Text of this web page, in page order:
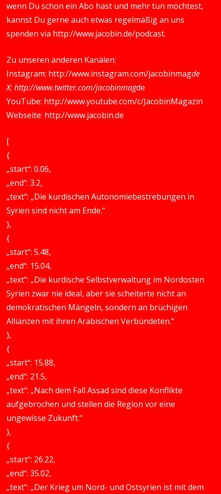
wenn Du schon ein Abo hast und mehr tun möchtest,
kannst Du gerne auch etwas regelmäßig an uns
spenden via http://www.jacobin.de/podcast.
Zu unseren anderen Kanälen:
Instagram: http://www.instagram.com/jacobinmagde
X:http://www.twitter.com/jacobinmagde
YouTube: http://www.youtube.com/c/JacobinMagazin
Webseite: http://www.jacobin.de
[
{
„start“: 0.06,
„end“: 3.2,
„text“: „Die kurdischen Autonomiebestrebungen in
Syrien sind nicht am Ende.“
},
{
„start“: 5.48,
„end“: 15.04,
„text“: „Die kurdische Selbstverwaltung im Nordosten
Syrien zwar nie ideal, aber sie scheiterte nicht an
demokratischen Mängeln, sondern an brüchigen
Allianzen mit ihren Arabischen Verbündeten.“
},
{
„start“: 15.88,
„end“: 21.5,
„text“: „Nach dem Fall Assad sind diese Konflikte
aufgebrochen und stellen die Region vor eine
ungewisse Zukunft.“
},
{
„start“: 26.22,
„end“: 35.02,
„text“: „Der Krieg um Nord- und Ostsyrien ist mit dem